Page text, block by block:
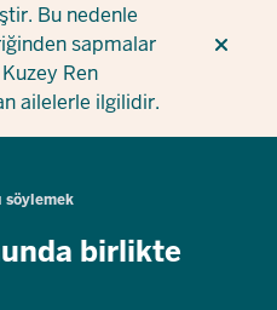
Bu nedenle
sapmalar
Ren
ailelerle ilgilidir.
söylemek
birlikte